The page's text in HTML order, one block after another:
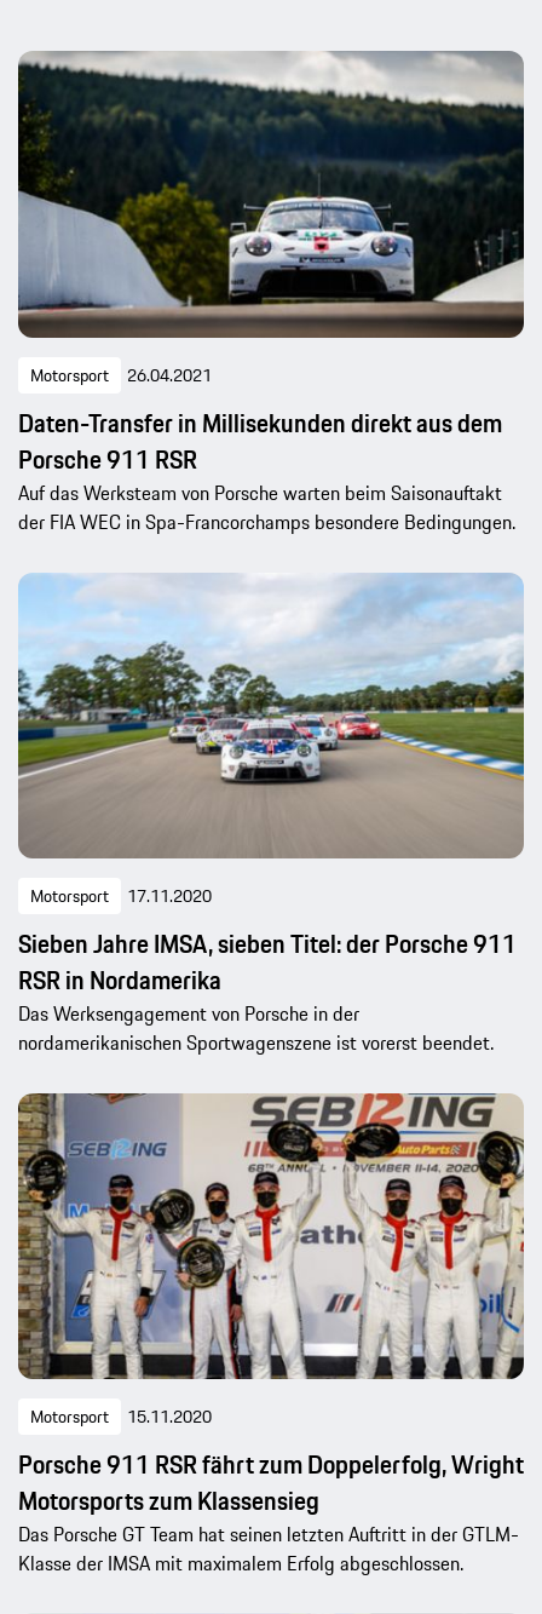
Motorsport 26.04.2021
Daten-Transfer in Millisekunden direkt aus dem
Porsche 911 RSR
Auf das Werksteam von Porsche warten beim Saisonauftakt
der FIA WEC in Spa-Francorchamps besondere Bedingungen.
Motorsport 17.11.2020
Sieben Jahre IMSA, sieben Titel: der Porsche 911
RSR in Nordamerika
Das Werksengagement von Porsche in der
nordamerikanischen Sportwagenszene ist vorerst beendet.
Motorsport 15.11.2020
Porsche 911 RSR fährt zum Doppelerfolg, Wright
Motorsports zum Klassensieg
Das Porsche GT Team hat seinen letzten Auftritt in der GTLM-
Klasse der IMSA mit maximalem Erfolg abgeschlossen.